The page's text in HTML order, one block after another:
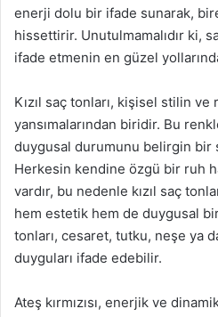
enerji dolu bir ifade sunarak,
hissettirir. Unutulmamalıdır ki,
ifade etmenin en güzel
Kızıl saç tonları, kişisel stilin
yansımalarından biridir. Bu
duygusal durumunu belirgin bir
Herkesin kendine özgü bir ruh
vardır, bu nedenle kızıl saç
hem estetik hem de duygusal bir
tonları, cesaret, tutku, neşe ya
duyguları ifade edebilir.
Ateş kırmızısı, enerjik ve